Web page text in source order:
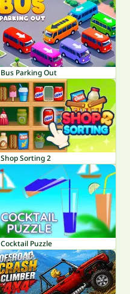
Bus Parking Out
Shop Sorting 2
Cocktail Puzzle